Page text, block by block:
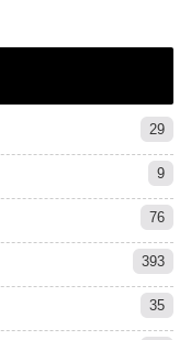
29
9
76
393
35